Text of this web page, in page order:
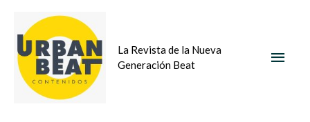
contenido
La Revista de la Nueva
Generación Beat